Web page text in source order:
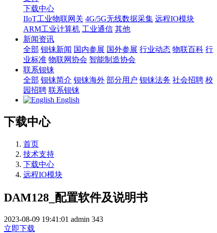
下载中心
IIoT工业物联网关 4G/5G无线数据采集 远程IO模块
ARM工业计算机 工业通信 其他
新闻资讯
全部 钡铼新闻 国内参展 国外参展 行业动态 物联百科 行
业标准 物联网协会 智能制造协会
联系钡铼
全部 钡铼简介 钡铼海外 部分用户 钡铼法务 社会招聘 校
园招聘 联系钡铼
English
下载中心
首页
技术支持
下载中心
远程IO模块
DAM128_配置软件及说明书
2023-08-09 19:41:01 admin 343
立即下载